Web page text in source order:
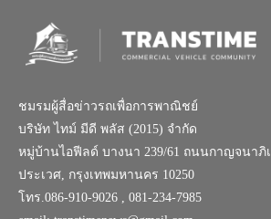
ชมรมผู้สื่อข่าวรถเพื่อการพาณิชย์
บริษัท ไทม์ มีดี พลัส (2015) จำกัด
หมู่บ้านไอฟีลด์ บางนา 239/61 ถนนกาญจนาภิ
ประเวศ, กรุงเทพมหานคร 10250
โทร.086-910-9026 , 081-234-7985